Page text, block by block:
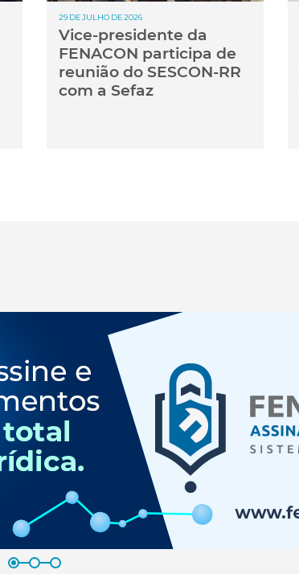
29 DE JULHO DE 2026
Vice-presidente da
FENACON participa de
reunião do SESCON-RR
com a Sefaz